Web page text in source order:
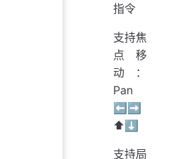
指令
支持焦
点移
动：
Pan
⬅️➡
⬆️⬇️
支持局